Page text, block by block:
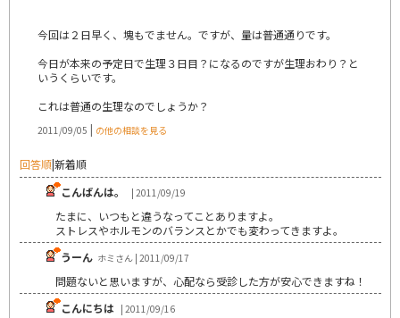
今回は２日早く、塊もでません。ですが、量は普通通りです。
今日が本来の予定日で生理３日目？になるのですが生理おわり？と
いうくらいです。
これは普通の生理なのでしょうか？
2011/09/05 | の他の相談を見る
回答順|新着順
こんばんは。
| 2011/09/19
たまに、いつもと違うなってことありますよ。
ストレスやホルモンのバランスとかでも変わってきますよ。
うーん ホミさん | 2011/09/17
問題ないと思いますが、心配なら受診した方が安心できますね！
こんにちは | 2011/09/16